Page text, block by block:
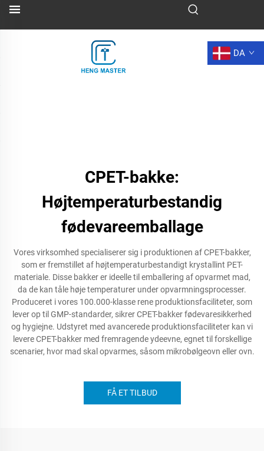
DA
CPET-bakke:
Højtemperaturbestandig
fødevareemballage
Vores virksomhed specialiserer sig i produktionen af CPET-bakker,
som er fremstillet af højtemperaturbestandigt krystallint PET-
materiale. Disse bakker er ideelle til emballering af opvarmet mad,
da de kan tåle høje temperaturer under opvarmningsprocesser.
Produceret i vores 100.000-klasse rene produktionsfaciliteter, som
lever op til GMP-standarder, sikrer CPET-bakker fødevaresikkerhed
og hygiejne. Udstyret med avancerede produktionsfaciliteter kan vi
levere CPET-bakker med fremragende ydeevne, egnet til forskellige
scenarier, hvor mad skal opvarmes, såsom mikrobølgeovn eller ovn.
FÅ ET TILBUD